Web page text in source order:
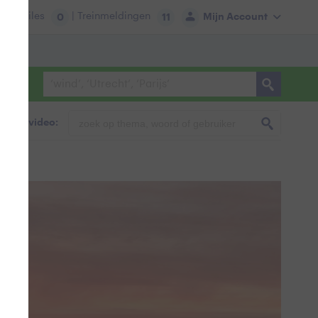
Mijn Account
Files 0 | Treinmeldingen 11
& video: